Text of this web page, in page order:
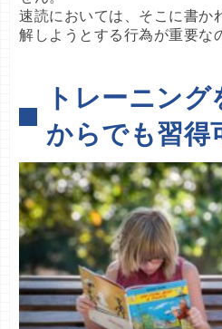
速読においては、そこに書か
解しようとする行為が重要な
トレーニン
からでも習得